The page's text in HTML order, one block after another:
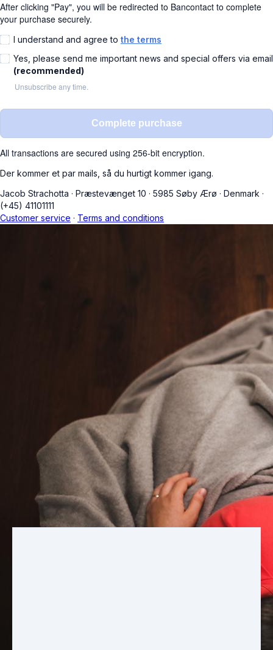
After clicking "Pay", you will be redirected to Bancontact to complete
your purchase securely.
I understand and agree to the terms
Yes, please send me important news and special offers via email
(recommended)
Unsubscribe any time.
Complete purchase
All transactions are secured using 256-bit encryption.
Der kommer et par mails, så du hurtigt kommer igang.
Jacob Strachotta · Præstevænget 10 · 5985 Søby Ærø · Denmark ·
(+45) 41101111
Customer service · Terms and conditions